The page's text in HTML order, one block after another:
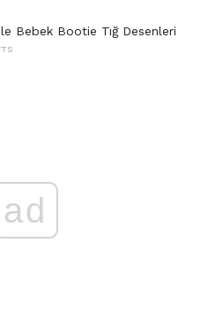
Bebek Bootie Tığ Desenleri
ad